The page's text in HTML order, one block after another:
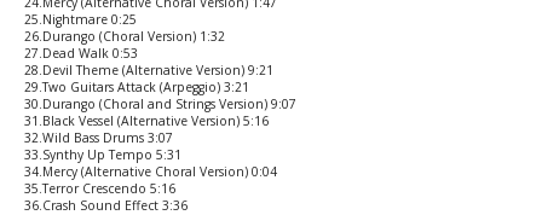
25.Nightmare 0:25
26.Durango (Choral Version) 1:32
27.Dead Walk 0:53
28.Devil Theme (Alternative Version) 9:21
29.Two Guitars Attack (Arpeggio) 3:21
30.Durango (Choral and Strings Version) 9:07
31.Black Vessel (Alternative Version) 5:16
32.Wild Bass Drums 3:07
33.Synthy Up Tempo 5:31
34.Mercy (Alternative Choral Version) 0:04
35.Terror Crescendo 5:16
36.Crash Sound Effect 3:36